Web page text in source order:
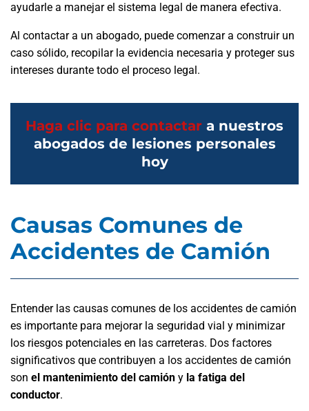
ayudarle a manejar el sistema legal de manera efectiva.
Al contactar a un abogado, puede comenzar a construir un
caso sólido, recopilar la evidencia necesaria y proteger sus
intereses durante todo el proceso legal.
Haga clic para contactar a nuestros
abogados de lesiones personales
hoy
Causas Comunes de
Accidentes de Camión
Entender las causas comunes de los accidentes de camión
es importante para mejorar la seguridad vial y minimizar
los riesgos potenciales en las carreteras. Dos factores
significativos que contribuyen a los accidentes de camión
son el mantenimiento del camión y la fatiga del
conductor.